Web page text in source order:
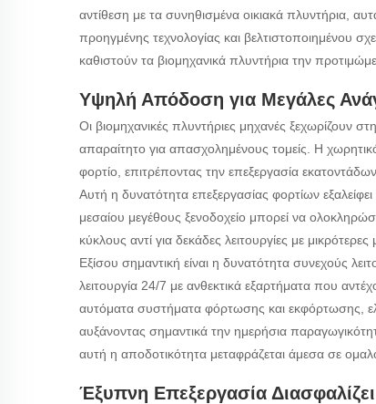
αντίθεση με τα συνηθισμένα οικιακά πλυντήρια,
προηγμένης τεχνολογίας και βελτιστοποιημένου
καθιστούν τα βιομηχανικά πλυντήρια την
Υψηλή Απόδοση για Μεγάλες
Οι βιομηχανικές πλυντήριες μηχανές ξεχωρίζουν
απαραίτητο για απασχολημένους τομείς. Η
φορτίο, επιτρέποντας την επεξεργασία
Αυτή η δυνατότητα επεξεργασίας φορτίων
μεσαίου μεγέθους ξενοδοχείο μπορεί να
κύκλους αντί για δεκάδες λειτουργίες με μικρότερες
Εξίσου σημαντική είναι η δυνατότητα συνεχούς
λειτουργία 24/7 με ανθεκτικά εξαρτήματα που
αυτόματα συστήματα φόρτωσης και εκφόρτωσης,
αυξάνοντας σημαντικά την ημερήσια
αυτή η αποδοτικότητα μεταφράζεται άμεσα σε
Έξυπνη Επεξεργασία